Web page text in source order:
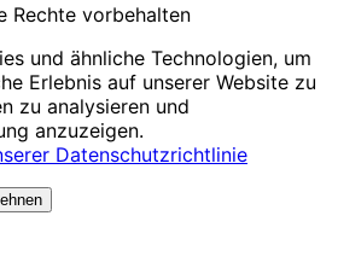
Rechte vorbehalten
und ähnliche Technologien, um
Erlebnis auf unserer Website zu
zu analysieren und
anzuzeigen.
Datenschutzrichtlinie